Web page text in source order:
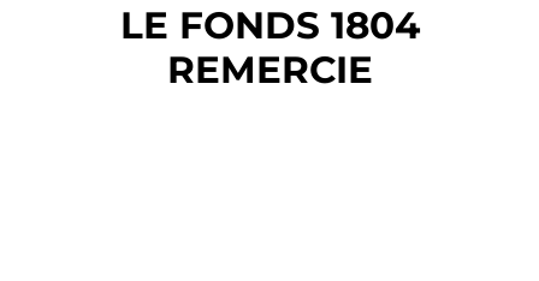
LE FONDS 1804
REMERCIE